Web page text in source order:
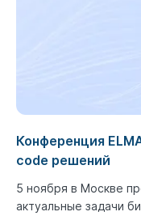
Конференция
code решений
5 ноября в Москве
актуальные задачи